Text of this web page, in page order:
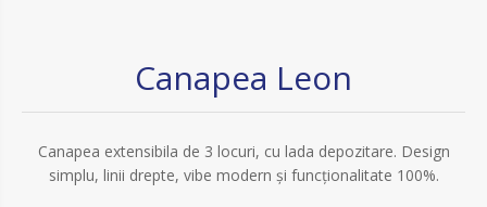
Canapea Leon
Canapea extensibila de 3 locuri, cu lada depozitare. Design
simplu, linii drepte, vibe modern și funcționalitate 100%.